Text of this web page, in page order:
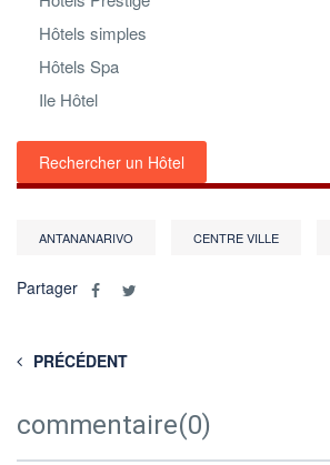
Hôtels simples
Hôtels Spa
Ile Hôtel
Rechercher un Hôtel
ANTANANARIVO CENTRE VILLE
Partager
PRÉCÉDENT
commentaire(0)